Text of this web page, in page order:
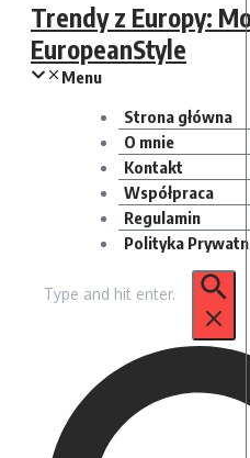
Trendy z Europy:
EuropeanStyle
Menu
Strona główna
O mnie
Kontakt
Współpraca
Regulamin
Polityka